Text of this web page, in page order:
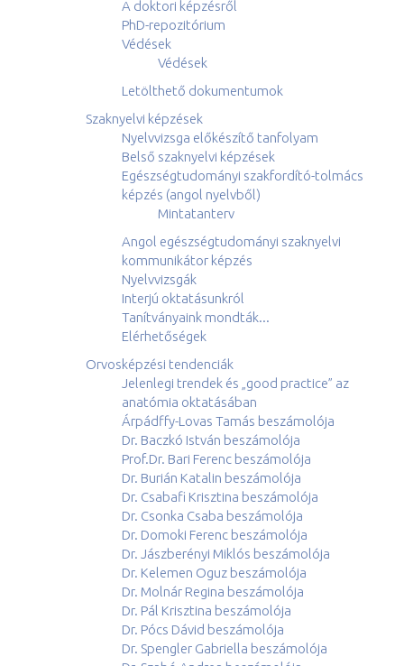
A doktori képzésről
PhD-repozitórium
Védések
Védések
Letölthető dokumentumok
Szaknyelvi képzések
Nyelvvizsga előkészítő tanfolyam
Belső szaknyelvi képzések
Egészségtudományi szakfordító-tolmács
képzés (angol nyelvből)
Mintatanterv
Angol egészségtudományi szaknyelvi
kommunikátor képzés
Nyelvvizsgák
Interjú oktatásunkról
Tanítványaink mondták...
Elérhetőségek
Orvosképzési tendenciák
Jelenlegi trendek és „good practice” az
anatómia oktatásában
Árpádffy-Lovas Tamás beszámolója
Dr. Baczkó István beszámolója
Prof.Dr. Bari Ferenc beszámolója
Dr. Burián Katalin beszámolója
Dr. Csabafi Krisztina beszámolója
Dr. Csonka Csaba beszámolója
Dr. Domoki Ferenc beszámolója
Dr. Jászberényi Miklós beszámolója
Dr. Kelemen Oguz beszámolója
Dr. Molnár Regina beszámolója
Dr. Pál Krisztina beszámolója
Dr. Pócs Dávid beszámolója
Dr. Spengler Gabriella beszámolója